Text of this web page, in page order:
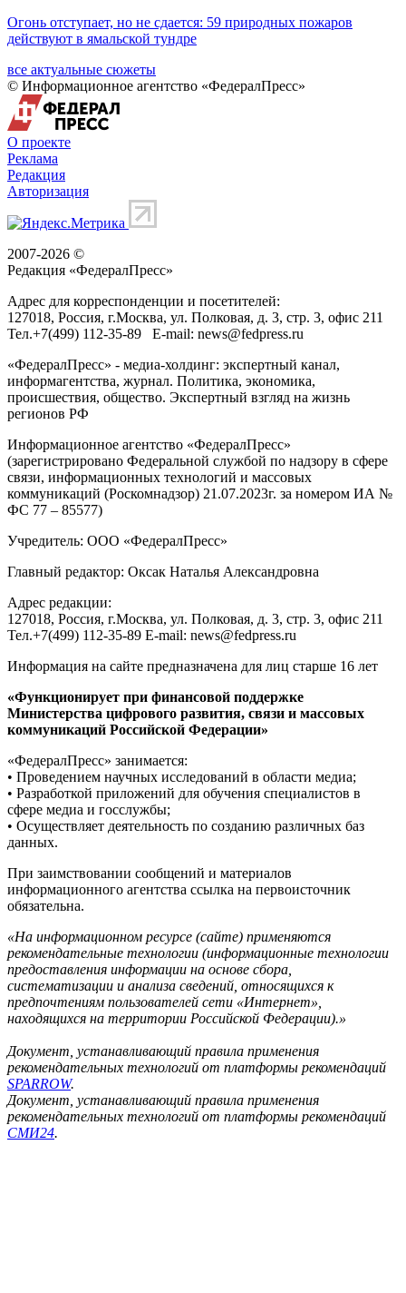
Огонь отступает, но не сдается: 59 природных пожаров
действуют в ямальской тундре
все актуальные сюжеты
© Информационное агентство «ФедералПресс»
О проекте
Реклама
Редакция
Авторизация
2007-2026 ©
Редакция «ФедералПресс»
Адрес для корреспонденции и посетителей:
127018, Россия, г.Москва, ул. Полковая, д. 3, стр. 3, офис 211
Тел.+7(499) 112-35-89 E-mail: news@fedpress.ru
«ФедералПресс» - медиа-холдинг: экспертный канал,
информагентства, журнал. Политика, экономика,
происшествия, общество. Экспертный взгляд на жизнь
регионов РФ
Информационное агентство «ФедералПресс»
(зарегистрировано Федеральной службой по надзору в сфере
связи, информационных технологий и массовых
коммуникаций (Роскомнадзор) 21.07.2023г. за номером ИА №
ФС 77 – 85577)
Учредитель: ООО «ФедералПресс»
Главный редактор: Оксак Наталья Александровна
Адрес редакции:
127018, Россия, г.Москва, ул. Полковая, д. 3, стр. 3, офис 211
Тел.+7(499) 112-35-89 E-mail: news@fedpress.ru
Информация на сайте предназначена для лиц старше 16 лет
«Функционирует при финансовой поддержке
Министерства цифрового развития, связи и массовых
коммуникаций Российской Федерации»
«ФедералПресс» занимается:
• Проведением научных исследований в области медиа;
• Разработкой приложений для обучения специалистов в
сфере медиа и госслужбы;
• Осуществляет деятельность по созданию различных баз
данных.
При заимствовании сообщений и материалов
информационного агентства ссылка на первоисточник
обязательна.
«На информационном ресурсе (сайте) применяются
рекомендательные технологии (информационные технологии
предоставления информации на основе сбора,
систематизации и анализа сведений, относящихся к
предпочтениям пользователей сети «Интернет»,
находящихся на территории Российской Федерации).»
Документ, устанавливающий правила применения
рекомендательных технологий от платформы рекомендаций
SPARROW.
Документ, устанавливающий правила применения
рекомендательных технологий от платформы рекомендаций
СМИ24.